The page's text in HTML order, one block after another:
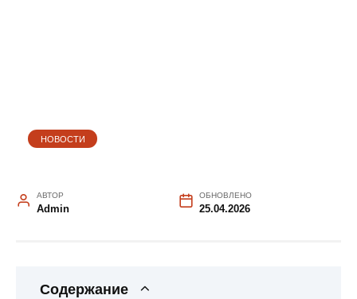
НОВОСТИ
АВТОР
Admin
ОБНОВЛЕНО
25.04.2026
Содержание